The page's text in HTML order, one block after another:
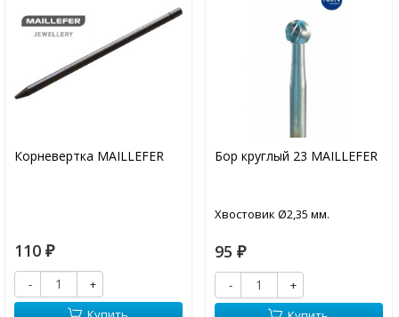
Корневертка MAILLEFER
110 ₽
-
+
Бор круглый 23 MAILLEFER
Хвостовик Ø2,35 мм.
95 ₽
-
+